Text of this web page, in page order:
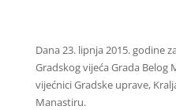
Dana 23. lipnja 2015. godine
Gradskog vijeća Grada Belog
vijećnici Gradske uprave,
Manastiru.